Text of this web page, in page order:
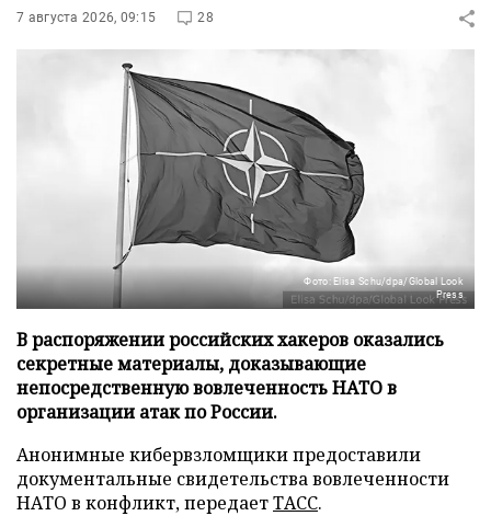
7 августа 2026, 09:15 28
Фото: Elisa Schu/dpa/Global Look
Press
В распоряжении российских хакеров оказались
секретные материалы, доказывающие
непосредственную вовлеченность НАТО в
организации атак по России.
Анонимные кибервзломщики предоставили
документальные свидетельства вовлеченности
НАТО в конфликт, передаетТАСС.